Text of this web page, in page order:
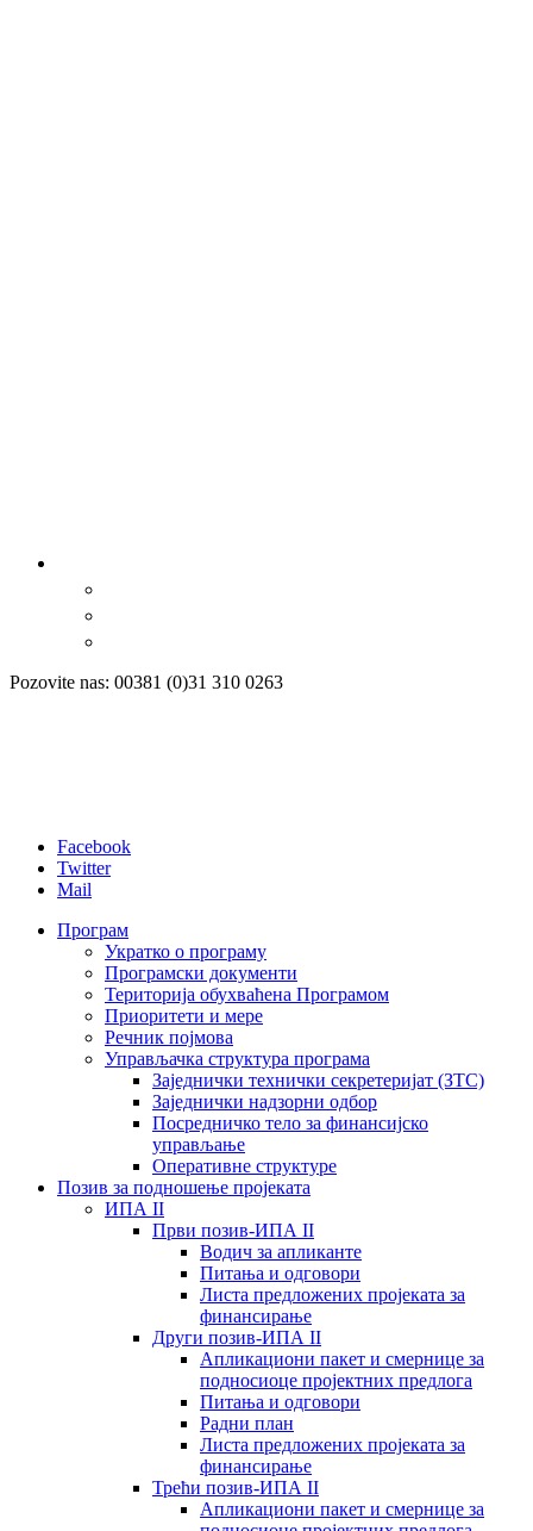
Pozovite nas: 00381 (0)31 310 0263
Facebook
Twitter
Mail
Програм
Укратко о програму
Програмски документи
Територија обухваћена Програмом
Приоритети и мере
Речник појмова
Управљачка структура програма
Заједнички технички секретеријат (ЗТС)
Заједнички надзорни одбор
Посредничко тело за финансијско
управљање
Oперативне структуре
Позив за подношење пројеката
ИПА II
Први позив-ИПА II
Водич за апликанте
Питања и одговори
Листа предложених пројеката за
финансирање
Други позив-ИПА II
Апликациони пакет и смернице за
подносиоце пројектних предлога
Питања и одговори
Радни план
Листа предложених пројеката за
финансирање
Трећи позив-ИПА II
Апликациони пакет и смернице за